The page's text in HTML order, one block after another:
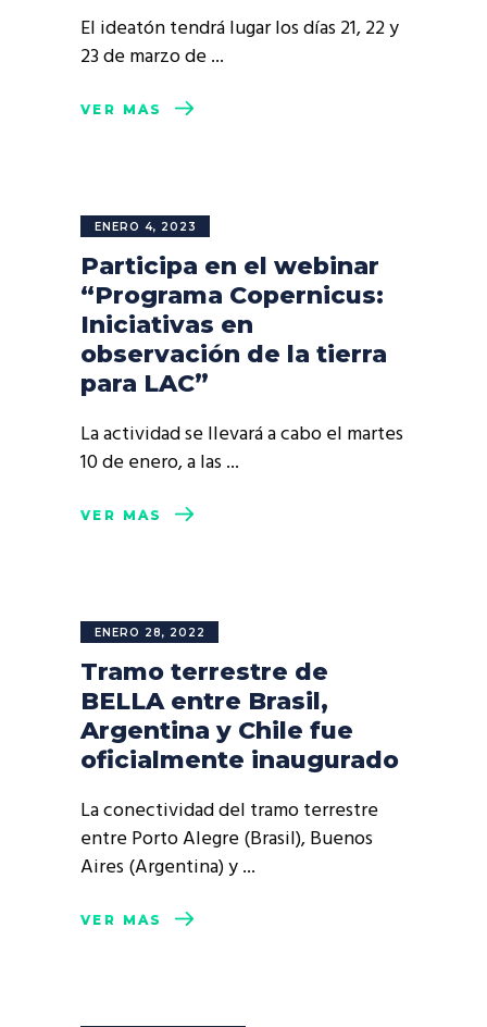
El ideatón tendrá lugar los días 21, 22 y
23 de marzo de
VER MÁS
ENERO 4, 2023
Participa en el webinar
“Programa Copernicus:
Iniciativas en
observación de la tierra
para LAC”
La actividad se llevará a cabo el martes
10 de enero, a las
VER MÁS
ENERO 28, 2022
Tramo terrestre de
BELLA entre Brasil,
Argentina y Chile fue
oficialmente inaugurado
La conectividad del tramo terrestre
entre Porto Alegre (Brasil), Buenos
Aires (Argentina) y
VER MÁS